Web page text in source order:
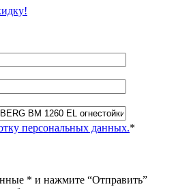
персональных данных.*
* и нажмите “Отправить”